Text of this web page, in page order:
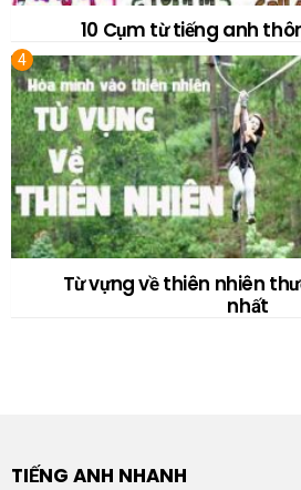
10 Cụm từ tiếng anh
Từ vựng về thiên nhiên
nhất
TIẾNG ANH NHANH